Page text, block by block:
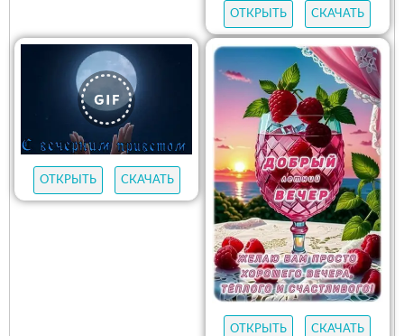
ОТКРЫТЬ СКАЧАТЬ
ОТКРЫТЬ СКАЧАТЬ
ОТКРЫТЬ СКАЧАТЬ